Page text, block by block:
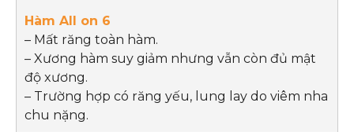
– Mất răng toàn hàm.
– Xương hàm suy giảm nhưng vẫn còn đủ mật
độ xương.
– Trường hợp có răng yếu, lung lay do viêm nha
chu nặng.